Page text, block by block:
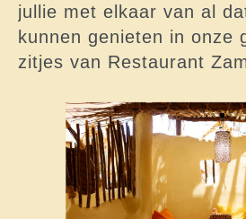
jullie met elkaar van al
kunnen genieten in onze
zitjes van Restaurant